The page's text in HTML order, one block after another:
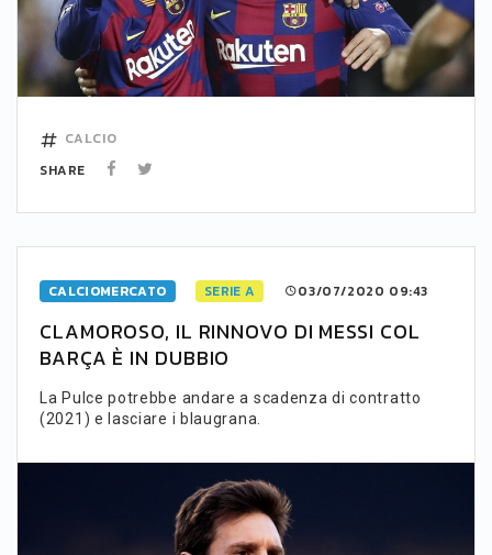
CALCIO
SHARE
CALCIOMERCATO SERIE A 03/07/2020 09:43
CLAMOROSO, IL RINNOVO DI MESSI COL
BARÇA È IN DUBBIO
La Pulce potrebbe andare a scadenza di contratto
(2021) e lasciare i blaugrana.